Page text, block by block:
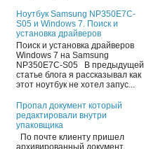
Ноутбук Samsung NP350E7C-
S05 и Windows 7. Поиск и
установка драйверов
Поиск и установка драйверов
Windows 7 на Samsung
NP350E7C-S05 В предыдущей
статье блога я рассказывал как
этот ноутбук не хотел запус...
Пропал документ который
редактировали внутри
упаковщика
По почте клиенту пришел
архивированный документ.